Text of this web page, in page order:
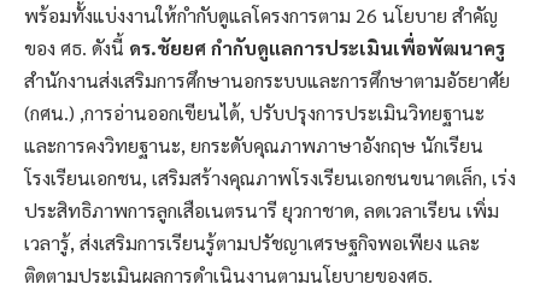
พร้อมทั้งแบ่งงานให้กำกับดูแลโครงการตาม 26 นโยบาย สำคัญ
ของ ศธ. ดังนี้ ดร.ชัยยศ กำกับดูแลการประเมินเพื่อพัฒนาครู
สำนักงานส่งเสริมการศึกษานอกระบบและการศึกษาตามอัธยาศัย
(กศน.) ,การอ่านออกเขียนได้, ปรับปรุงการประเมินวิทยฐานะ
และการคงวิทยฐานะ, ยกระดับคุณภาพภาษาอังกฤษ นักเรียน
โรงเรียนเอกชน, เสริมสร้างคุณภาพโรงเรียนเอกชนขนาดเล็ก, เร่ง
ประสิทธิภาพการลูกเสือเนตรนารี ยุวกาชาด, ลดเวลาเรียน เพิ่ม
เวลารู้, ส่งเสริมการเรียนรู้ตามปรัชญาเศรษฐกิจพอเพียง และ
ติดตามประเมินผลการดำเนินงานตามนโยบายของศธ.